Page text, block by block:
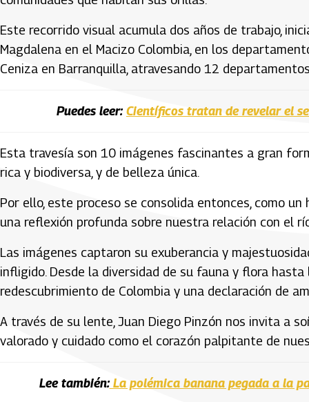
Este recorrido visual acumula dos años de trabajo,
Magdalena en el Macizo Colombia, en los
Ceniza en Barranquilla, atravesando 12
Puedes leer: Científicos tratan de revelar el
Esta travesía son 10 imágenes fascinantes a gran
rica y biodiversa, y de belleza única.
Por ello, este proceso se consolida entonces, como
una reflexión profunda sobre nuestra relación con el
Las imágenes captaron su exuberancia y
infligido. Desde la diversidad de su fauna y flora
redescubrimiento de Colombia y una declaración de
A través de su lente, Juan Diego Pinzón nos invita a
valorado y cuidado como el corazón palpitante de
Lee también:La polémica banana pegada a la